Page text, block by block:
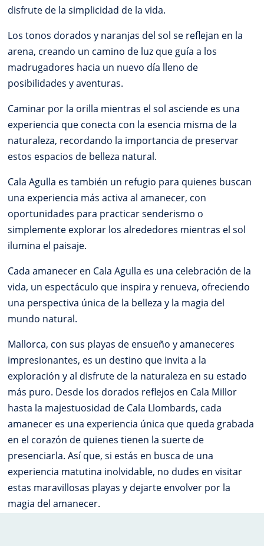
disfrute de la simplicidad de la vida.
Los tonos dorados y naranjas del sol se reflejan en la
arena, creando un camino de luz que guía a los
madrugadores hacia un nuevo día lleno de
posibilidades y aventuras.
Caminar por la orilla mientras el sol asciende es una
experiencia que conecta con la esencia misma de la
naturaleza, recordando la importancia de preservar
estos espacios de belleza natural.
Cala Agulla es también un refugio para quienes buscan
una experiencia más activa al amanecer, con
oportunidades para practicar senderismo o
simplemente explorar los alrededores mientras el sol
ilumina el paisaje.
Cada amanecer en Cala Agulla es una celebración de la
vida, un espectáculo que inspira y renueva, ofreciendo
una perspectiva única de la belleza y la magia del
mundo natural.
Mallorca, con sus playas de ensueño y amaneceres
impresionantes, es un destino que invita a la
exploración y al disfrute de la naturaleza en su estado
más puro. Desde los dorados reflejos en Cala Millor
hasta la majestuosidad de Cala Llombards, cada
amanecer es una experiencia única que queda grabada
en el corazón de quienes tienen la suerte de
presenciarla. Así que, si estás en busca de una
experiencia matutina inolvidable, no dudes en visitar
estas maravillosas playas y dejarte envolver por la
magia del amanecer.